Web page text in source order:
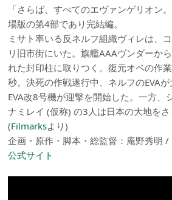
「さらば、すべてのエヴァンゲリオン
場版の第4部であり完結編。
ミサト率いる反ネルフ組織ヴィレは、
リ旧市街にいた。旗艦AAAヴンダーか
れた封印柱に取りつく。復元オペの作
秒。決死の作戦遂行中、ネルフのEVA
EVA改8号機が迎撃を開始した。一方、
ナミレイ (仮称) の3人は日本の大地をさ
(Filmarksより)
企画・原作・脚本・総監督：庵野秀明
公式サイト